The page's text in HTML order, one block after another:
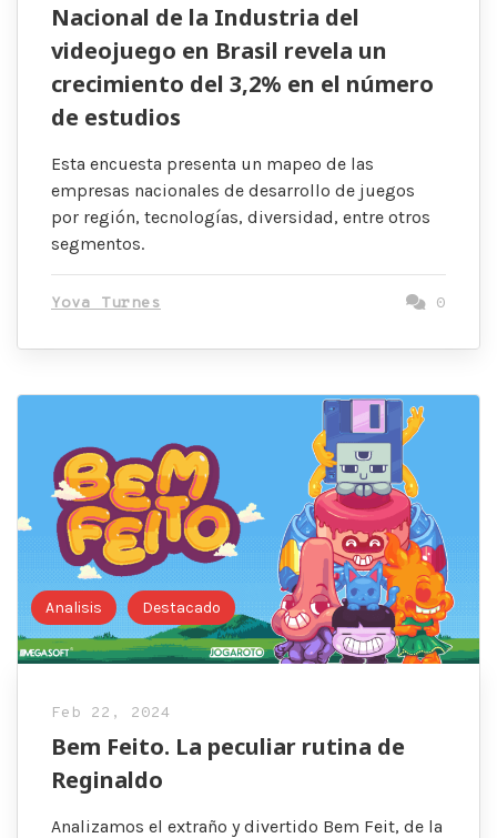
Nacional de la Industria del
videojuego en Brasil revela un
crecimiento del 3,2% en el número
de estudios
Esta encuesta presenta un mapeo de las
empresas nacionales de desarrollo de juegos
por región, tecnologías, diversidad, entre otros
segmentos.
Yova Turnes 0
Analisis Destacado
Feb 22, 2024
Bem Feito. La peculiar rutina de
Reginaldo
Analizamos el extraño y divertido Bem Feit, de la